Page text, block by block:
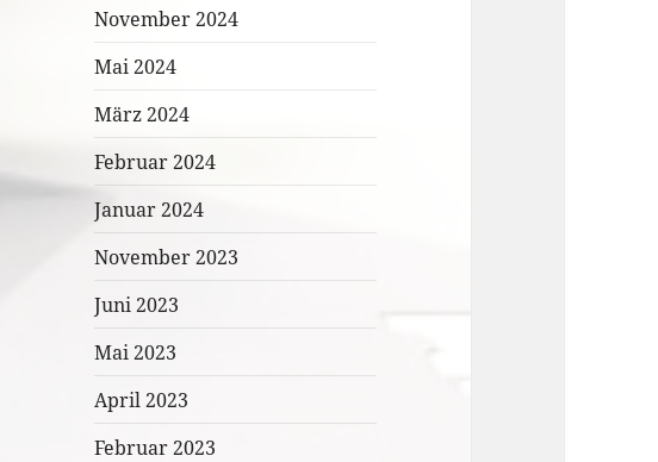
November 2024
Mai 2024
März 2024
Februar 2024
Januar 2024
November 2023
Juni 2023
Mai 2023
April 2023
Februar 2023